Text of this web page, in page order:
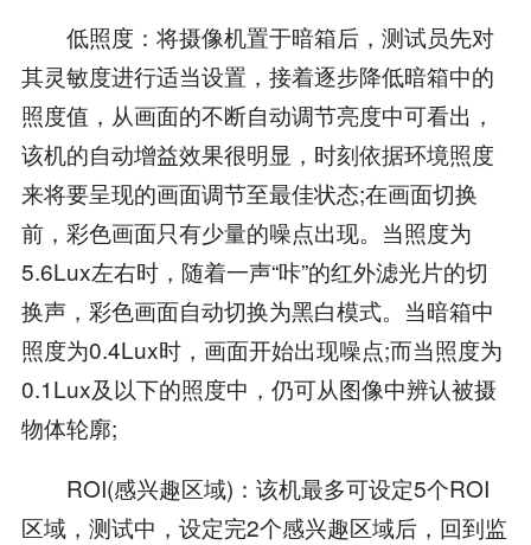
低照度：将摄像机置于暗箱后，测试员先对
其灵敏度进行适当设置，接着逐步降低暗箱中的
照度值，从画面的不断自动调节亮度中可看出，
该机的自动增益效果很明显，时刻依据环境照度
来将要呈现的画面调节至最佳状态;在画面切换
前，彩色画面只有少量的噪点出现。当照度为
5.6Lux左右时，随着一声“咔”的红外滤光片的切
换声，彩色画面自动切换为黑白模式。当暗箱中
照度为0.4Lux时，画面开始出现噪点;而当照度为
0.1Lux及以下的照度中，仍可从图像中辨认被摄
物体轮廓;
ROI(感兴趣区域)：该机最多可设定5个ROI
区域，测试中，设定完2个感兴趣区域后，回到监